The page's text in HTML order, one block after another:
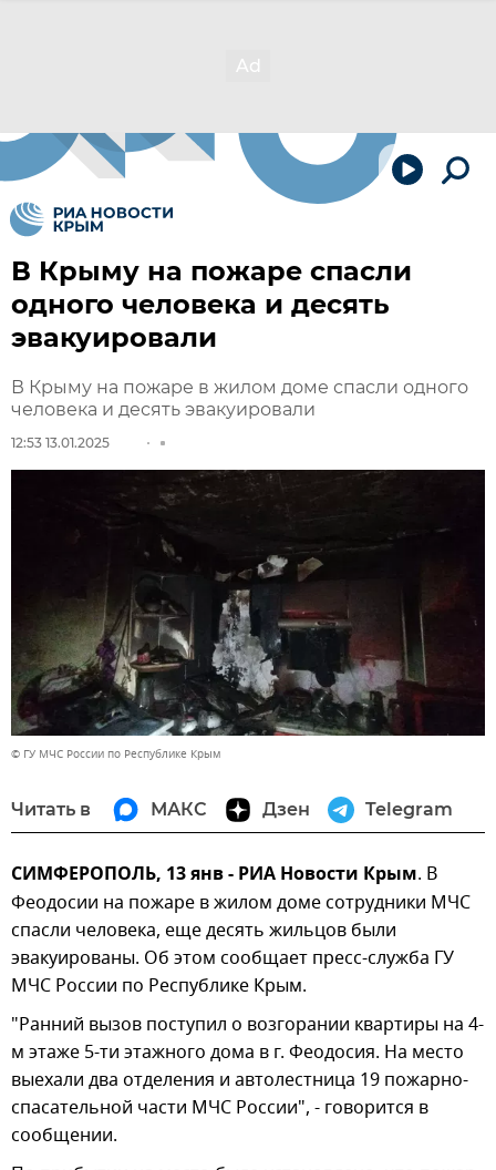
В Крыму на пожаре спасли
одного человека и десять
эвакуировали
В Крыму на пожаре в жилом доме спасли одного
человека и десять эвакуировали
12:53 13.01.2025
© ГУ МЧС России по Республике Крым
Читать в МАКС Дзен Telegram
СИМФЕРОПОЛЬ, 13 янв - РИА Новости Крым. В
Феодосии на пожаре в жилом доме сотрудники МЧС
спасли человека, еще десять жильцов были
эвакуированы. Об этом сообщает пресс-служба ГУ
МЧС России по Республике Крым.
"Ранний вызов поступил о возгорании квартиры на 4-
м этаже 5-ти этажного дома в г. Феодосия. На место
выехали два отделения и автолестница 19 пожарно-
спасательной части МЧС России", - говорится в
сообщении.